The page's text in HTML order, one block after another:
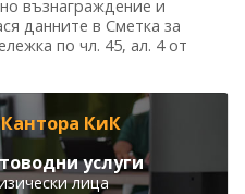
възнаграждение и
данните в Сметка за
по чл. 45, ал. 4 от
КиК
услуги
лица